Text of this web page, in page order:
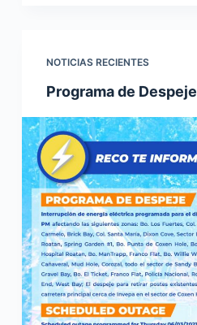
NOTICIAS RECIENTES
Programa de Despeje